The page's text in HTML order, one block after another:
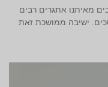
מאיתנו אתגרים רבים
ישיבה ממושכת זאת